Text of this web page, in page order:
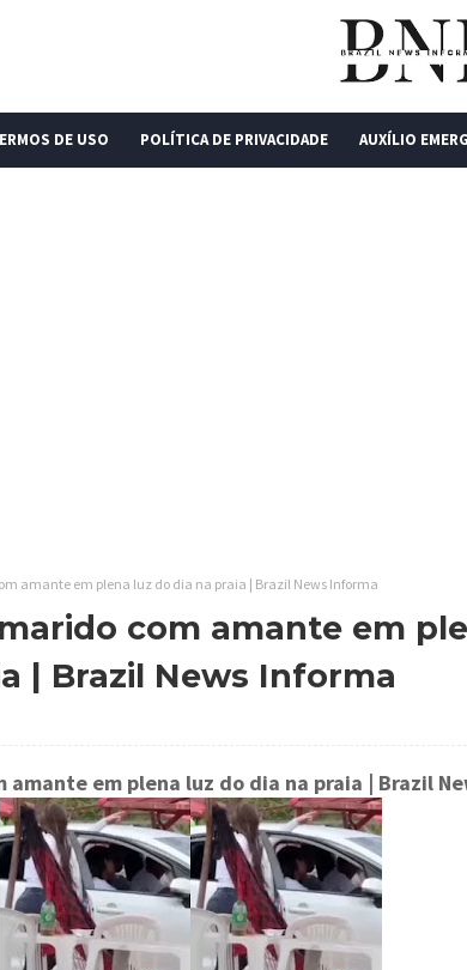
DE USO POLÍTICA DE PRIVACIDADE AUXÍLIO
amante em plena luz do dia na praia | Brazil News Informa
com amante em
| Brazil News Informa
amante em plena luz do dia na praia | Brazil